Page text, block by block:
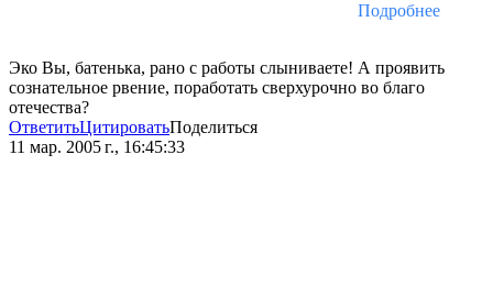
Подробнее
Эко Вы, батенька, рано с работы слыниваете! А проявить
сознательное рвение, поработать сверхурочно во благо
отечества?
ОтветитьЦитироватьПоделиться
11 мар. 2005 г., 16:45:33